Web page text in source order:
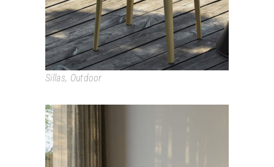
Sillas, Outdoor